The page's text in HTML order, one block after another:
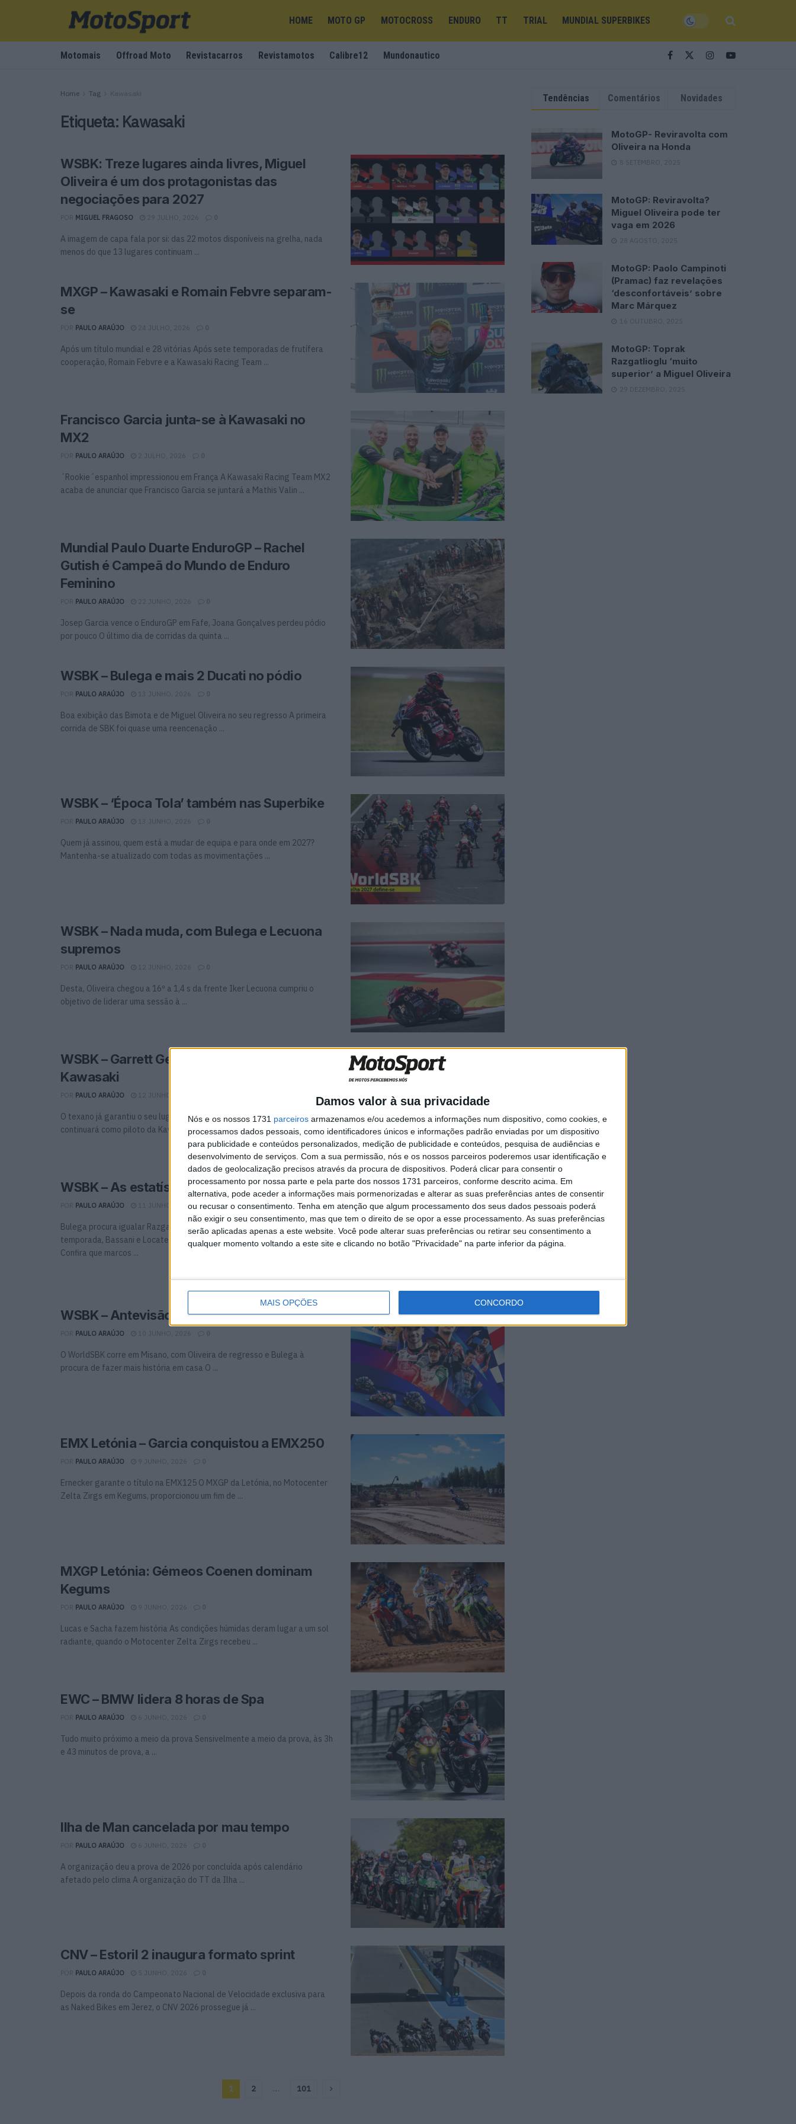
Damos valor à sua privacidade
Nós e os nossos 1731 parceiros armazenamos e/ou acedemos a informações num dispositivo, como cookies, e
processamos dados pessoais, como identificadores únicos e informações padrão enviadas por um dispositivo
para publicidade e conteúdos personalizados, medição de publicidade e conteúdos, pesquisa de audiências e
desenvolvimento de serviços. Com a sua permissão, nós e os nossos parceiros poderemos usar identificação e
dados de geolocalização precisos através da procura de dispositivos. Poderá clicar para consentir o
processamento por nossa parte e pela parte dos nossos 1731 parceiros, conforme descrito acima. Em
alternativa, pode aceder a informações mais pormenorizadas e alterar as suas preferências antes de consentir
ou recusar o consentimento. Tenha em atenção que algum processamento dos seus dados pessoais poderá
não exigir o seu consentimento, mas que tem o direito de se opor a esse processamento. As suas preferências
serão aplicadas apenas a este website. Você pode alterar suas preferências ou retirar seu consentimento a
qualquer momento voltando a este site e clicando no botão "Privacidade" na parte inferior da página.
MAIS OPÇÕES CONCORDO
HOME MOTO GP MOTOCROSS ENDURO TT TRIAL MUNDIAL SUPERBIKES
Motomais Offroad Moto Revistacarros Revistamotos Calibre12 Mundonautico
Home Tag Kawasaki
Etiqueta: Kawasaki
WSBK: Treze lugares ainda livres, Miguel
Oliveira é um dos protagonistas das
negociações para 2027
MIGUEL FRAGOSO 29 JULHO, 2026 0
A imagem de capa fala por si: das 22 motos disponíveis na grelha, nada
menos do que 13 lugares continuam ...
MXGP – Kawasaki e Romain Febvre separam-
se
PAULO ARAÚJO 24 JULHO, 2026 0
Após um título mundial e 28 vitórias Após sete temporadas de frutífera
cooperação, Romain Febvre e a Kawasaki Racing Team ...
Francisco Garcia junta-se à Kawasaki no
MX2
PAULO ARAÚJO 2 JULHO, 2026 0
´Rookie´espanhol impressionou em França A Kawasaki Racing Team MX2
acaba de anunciar que Francisco Garcia se juntará a Mathis Valin ...
Mundial Paulo Duarte EnduroGP – Rachel
Gutish é Campeã do Mundo de Enduro
Feminino
PAULO ARAÚJO 22 JUNHO, 2026 0
Josep Garcia vence o EnduroGP em Fafe, Joana Gonçalves perdeu pódio
por pouco O último dia de corridas da quinta ...
WSBK – Bulega e mais 2 Ducati no pódio
PAULO ARAÚJO 13 JUNHO, 2026 0
Boa exibição das Bimota e de Miguel Oliveira no seu regresso A primeira
corrida de SBK foi quase uma reencenação ...
WSBK – ‘Época Tola’ também nas Superbike
PAULO ARAÚJO 13 JUNHO, 2026 0
Quem já assinou, quem está a mudar de equipa e para onde em 2027?
Mantenha-se atualizado com todas as movimentações ...
WSBK – Nada muda, com Bulega e Lecuona
supremos
PAULO ARAÚJO 12 JUNHO, 2026 0
Desta, Oliveira chegou a 16º a 1,4 s da frente Iker Lecuona cumpriu o
objetivo de liderar uma sessão à ...
WSBK – Garrett Gerloff renova com a
Kawasaki
PAULO ARAÚJO 12 JUNHO, 2026
O texano já garantiu o seu lugar na grelha de 2027 Garrett Gerloff
continuará como piloto da Kawasaki no WorldSBK ...
WSBK – As estatísticas a caminho de Misano
PAULO ARAÚJO 11 JUNHO, 2026 0
Bulega procura igualar Razgatlıoğlu em número de vitórias numa
temporada, Bassani e Locatelli preparam-se para arranques históricos…
Confira que marcos ...
WSBK – Antevisão, Misano
PAULO ARAÚJO 10 JUNHO, 2026 0
O WorldSBK corre em Misano, com Oliveira de regresso e Bulega à
procura de fazer mais história em casa O ...
EMX Letónia – Garcia conquistou a EMX250
PAULO ARAÚJO 9 JUNHO, 2026 0
Ernecker garante o título na EMX125 O MXGP da Letónia, no Motocenter
Zelta Zirgs em Kegums, proporcionou um fim de ...
MXGP Letónia: Gémeos Coenen dominam
Kegums
PAULO ARAÚJO 9 JUNHO, 2026 0
Lucas e Sacha fazem história As condições húmidas deram lugar a um sol
radiante, quando o Motocenter Zelta Zirgs recebeu ...
EWC – BMW lidera 8 horas de Spa
PAULO ARAÚJO 6 JUNHO, 2026 0
Tudo muito próximo a meio da prova Sensivelmente a meio da prova, às 3h
e 43 minutos de prova, a ...
Ilha de Man cancelada por mau tempo
PAULO ARAÚJO 6 JUNHO, 2026 0
A organização deu a prova de 2026 por concluída após calendário
afetado pelo clima A organização do TT da Ilha ...
CNV – Estoril 2 inaugura formato sprint
PAULO ARAÚJO 5 JUNHO, 2026 0
Depois da ronda do Campeonato Nacional de Velocidade exclusiva para
as Naked Bikes em Jerez, o CNV 2026 prossegue já ...
1 2 … 101
Tendências Comentários Novidades
MotoGP- Reviravolta com
Oliveira na Honda
8 SETEMBRO, 2025
MotoGP: Reviravolta?
Miguel Oliveira pode ter
vaga em 2026
28 AGOSTO, 2025
MotoGP: Paolo Campinoti
(Pramac) faz revelações
‘desconfortáveis’ sobre
Marc Márquez
16 OUTUBRO, 2025
MotoGP: Toprak
Razgatlioglu ‘muito
superior’ a Miguel Oliveira